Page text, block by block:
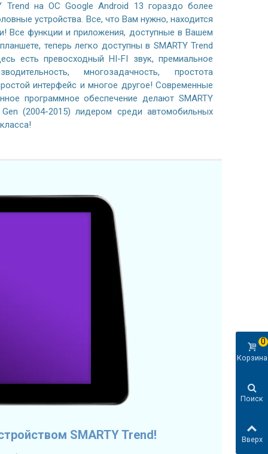
Trend на ОС Google Android 13 гораздо более
устройства. Все, что Вам нужно, находится
Все функции и приложения, доступные в Вашем
теперь легко доступны в SMARTY Trend
есть превосходный HI-FI звук, премиальное
многозадачность, простота
интерфейс и многое другое! Современные
программное обеспечение делают SMARTY
(2004-2015) лидером среди автомобильных
SMARTY Trend!
Корзина
0
Поиск
Вверх